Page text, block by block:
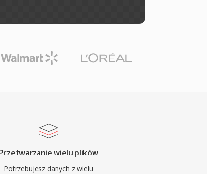
Przetwarzanie wielu plików
Potrzebujesz danych z wielu